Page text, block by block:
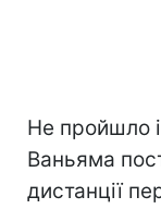
Не пройшло
Ваньяма
дистанції